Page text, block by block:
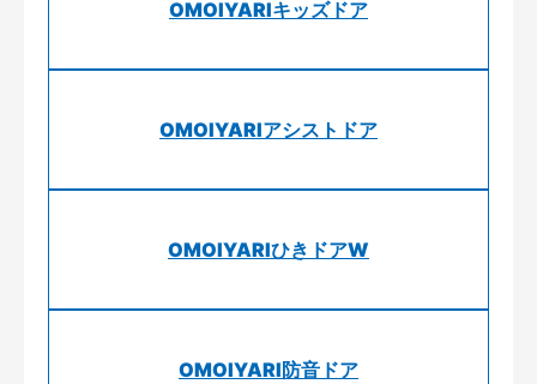
OMOIYARIキッズドア
OMOIYARIアシストドア
OMOIYARIひきドアW
OMOIYARI防音ドア